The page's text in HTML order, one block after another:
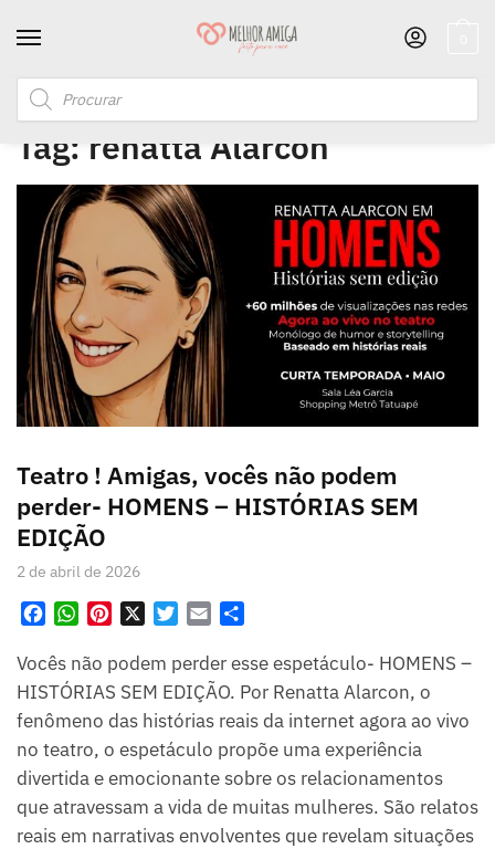
Início Posts marcados com a tag “renatta Alarcon”
Tag: renatta Alarcon
Teatro ! Amigas, vocês não podem
perder- HOMENS – HISTÓRIAS SEM
EDIÇÃO
2 de abril de 2026
c
e
b
o
o
k
W
a
t
A
p
p
n
t
e
r
e
s
t
i
t
t
e
r
a
i
a
r
e
Vocês não podem perder esse espetáculo- HOMENS –
HISTÓRIAS SEM EDIÇÃO. Por Renatta Alarcon, o
fenômeno das histórias reais da internet agora ao vivo
no teatro, o espetáculo propõe uma experiência
divertida e emocionante sobre os relacionamentos
que atravessam a vida de muitas mulheres. São relatos
reais em narrativas envolventes que revelam situações